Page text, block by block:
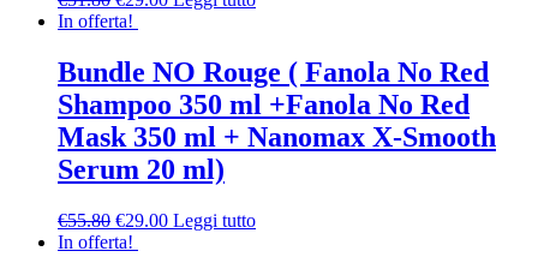
In offerta!
Bundle NO Rouge ( Fanola No Red
Shampoo 350 ml +Fanola No Red
Mask 350 ml + Nanomax X-Smooth
Serum 20 ml)
€55.80 €29.00 Leggi tutto
In offerta!